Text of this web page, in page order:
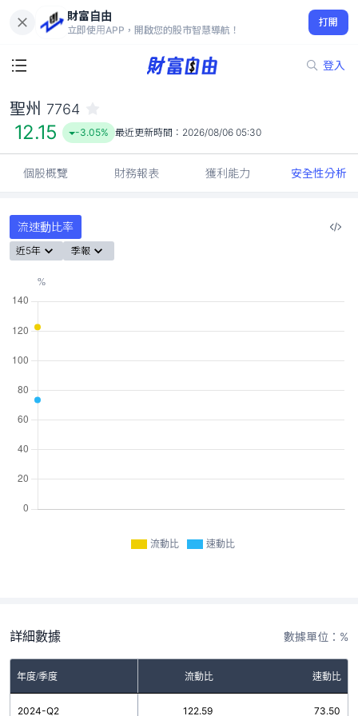
財富自由
立即使用APP，開啟您的股市智慧導航！
打開
登入
12.15
-3.05%
聖州 7764
12.15 -3.05% 最近更新時間： 2026/08/06 05:30
個股概覽 財務報表 獲利能力 安全性分析
流速動比率
近5年 季報
流動比 速動比
詳細數據 數據單位：%
年度/季度 流動比 速動比
2024-Q2 122.59 73.50